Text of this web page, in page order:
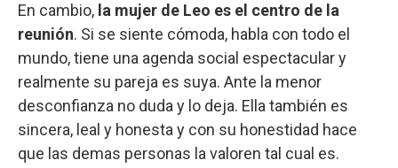
En cambio, la mujer de Leo es el centro de la
reunión. Si se siente cómoda, habla con todo el
mundo, tiene una agenda social espectacular y
realmente su pareja es suya. Ante la menor
desconfianza no duda y lo deja. Ella también es
sincera, leal y honesta y con su honestidad hace
que las demas personas la valoren tal cual es.